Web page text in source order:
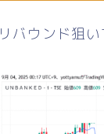
リバウンド狙